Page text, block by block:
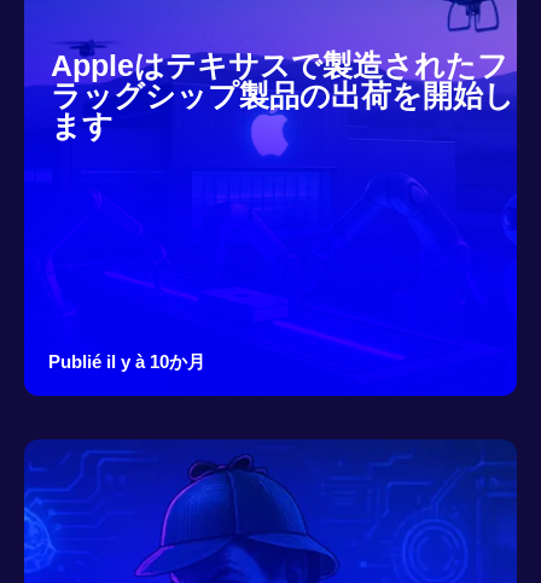
Appleはテキサスで製造されたフ
ラッグシップ製品の出荷を開始し
ます
Publié il y à 10か月